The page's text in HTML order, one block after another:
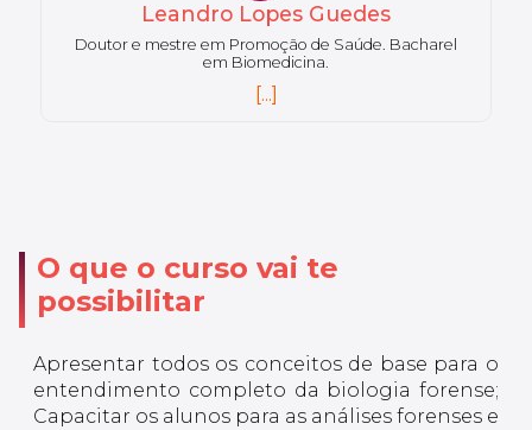
Leandro Lopes Guedes
Doutor e mestre em Promoção de Saúde. Bacharel
em Biomedicina.
O que o curso vai te
possibilitar
Apresentar todos os conceitos de base para o
entendimento completo da biologia forense;
Capacitar os alunos para as análises forenses e